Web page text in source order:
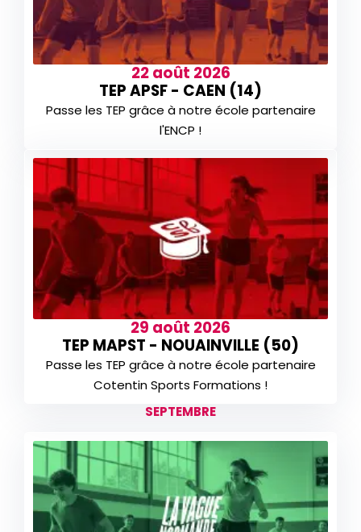
22 août 2026
TEP APSF - CAEN (14)
Passe les TEP grâce à notre école partenaire
l'ENCP !
29 août 2026
TEP MAPST - NOUAINVILLE (50)
Passe les TEP grâce à notre école partenaire
Cotentin Sports Formations !
SEPTEMBRE